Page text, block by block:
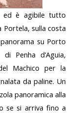
ed è agibile tutto
Portela, sulla costa
su Porto
Penha d’Aguia,
Machico per la
da paline. Un
panoramica alla
se si arriva fino a